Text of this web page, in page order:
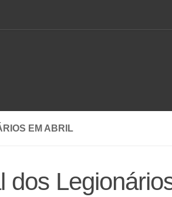
EM ABRIL
dos